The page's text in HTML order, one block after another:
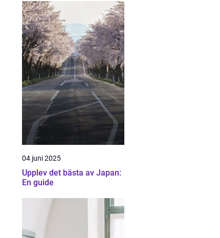
04 juni 2025
Upplev det bästa av Japan:
En guide